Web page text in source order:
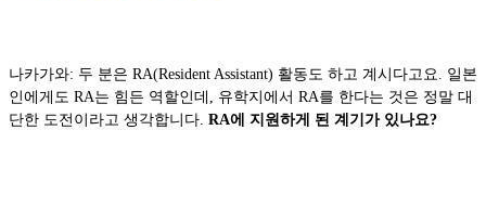
나카가와: 두 분은 RA(Resident Assistant) 활동도 하고 계시다고요. 일본
인에게도 RA는 힘든 역할인데, 유학지에서 RA를 한다는 것은 정말 대
단한 도전이라고 생각합니다. RA에 지원하게 된 계기가 있나요?